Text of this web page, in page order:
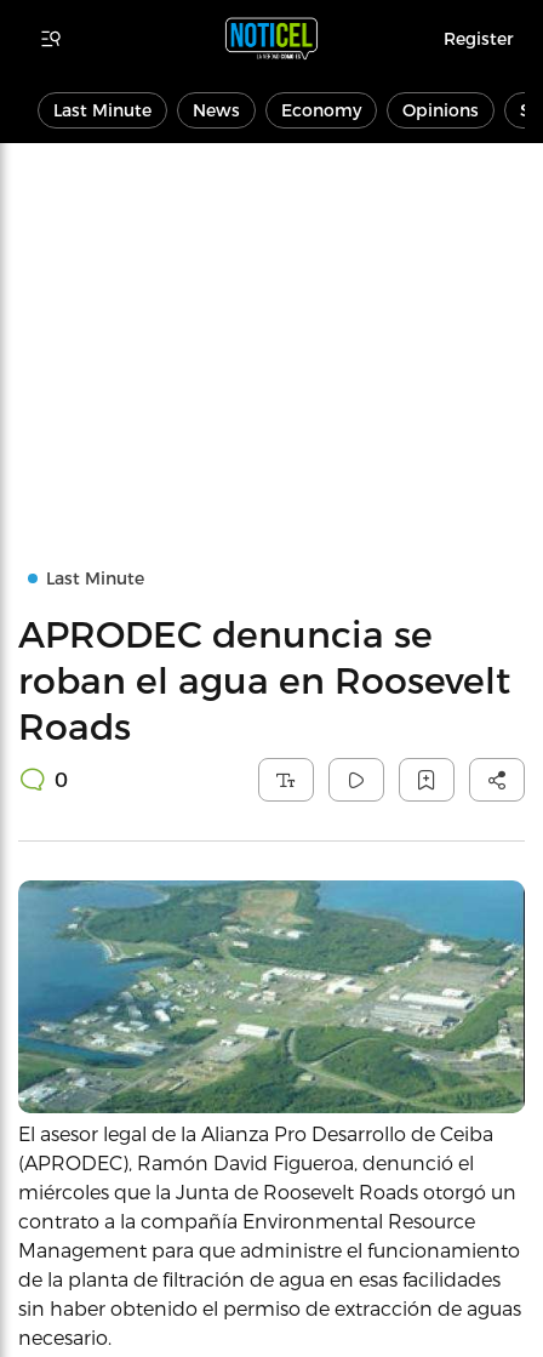
Register
Last Minute News Economy Opinions
Last Minute
APRODEC denuncia se
roban el agua en Roosevelt
Roads
0
El asesor legal de la Alianza Pro Desarrollo de Ceiba
(APRODEC), Ramón David Figueroa, denunció el
miércoles que la Junta de Roosevelt Roads otorgó un
contrato a la compañía Environmental Resource
Management para que administre el funcionamiento
de la planta de filtración de agua en esas facilidades
sin haber obtenido el permiso de extracción de aguas
necesario.